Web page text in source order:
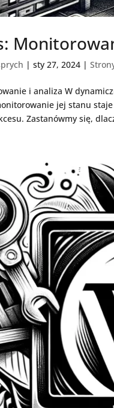
|sty 27, 2024 |
i analiza W
jej stanu
Zastanówmy się,